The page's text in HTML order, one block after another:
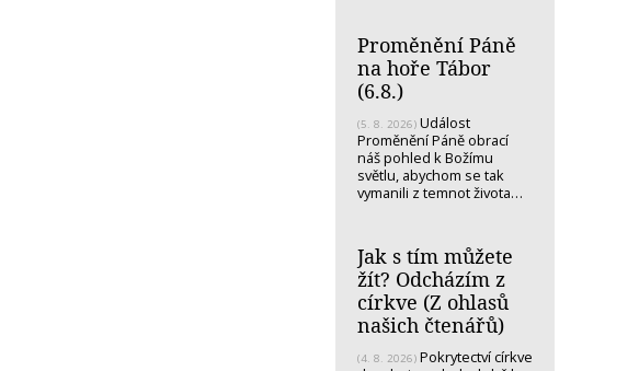
Proměnění Páně
na hoře Tábor
(6.8.)
(5. 8. 2026) Událost
Proměnění Páně obrací
náš pohled k Božímu
světlu, abychom se tak
vymanili z temnot života…
Jak s tím můžete
žít? Odcházím z
církve (Z ohlasů
našich čtenářů)
(4. 8. 2026) Pokrytectví církve